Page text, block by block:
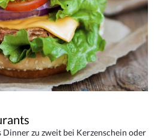
Dinner zu zweit bei Kerzenschein oder